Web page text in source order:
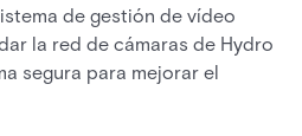
de gestión de vídeo
la red de cámaras de Hydro
segura para mejorar el